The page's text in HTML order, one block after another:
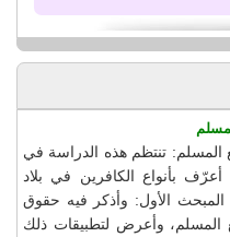
المسلم: تنتظم هذه الدراسة في
أعرّف بأنواع الكافرين في بلاد
المبحث الأول: وأذكر فيه حقوق
المسلم، وأعرض لتطبيقات ذلك